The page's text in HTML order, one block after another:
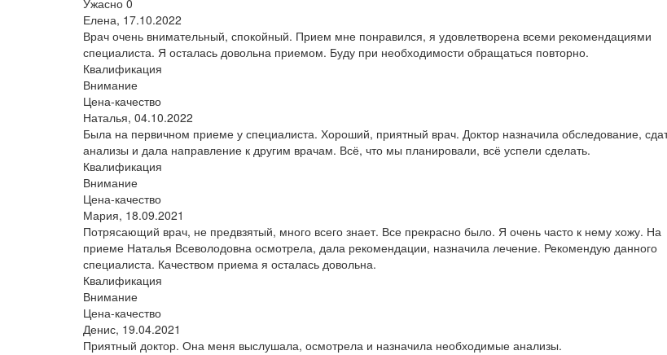
Ужасно 0
Елена, 17.10.2022
Врач очень внимательный, спокойный. Прием мне понравился, я удовлетворена всеми рекомендациями
специалиста. Я осталась довольна приемом. Буду при необходимости обращаться повторно.
Квалификация
Внимание
Цена-качество
Наталья, 04.10.2022
Была на первичном приеме у специалиста. Хороший, приятный врач. Доктор назначила обследование,
анализы и дала направление к другим врачам. Всё, что мы планировали, всё успели сделать.
Квалификация
Внимание
Цена-качество
Мария, 18.09.2021
Потрясающий врач, не предвзятый, много всего знает. Все прекрасно было. Я очень часто к нему хожу. На
приеме Наталья Всеволодовна осмотрела, дала рекомендации, назначила лечение. Рекомендую данного
специалиста. Качеством приема я осталась довольна.
Квалификация
Внимание
Цена-качество
Денис, 19.04.2021
Приятный доктор. Она меня выслушала, осмотрела и назначила необходимые анализы.